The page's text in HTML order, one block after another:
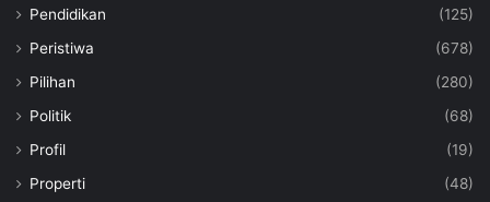
Pendidikan
(125)
Peristiwa
(678)
Pilihan
(280)
Politik
(68)
Profil
(19)
Properti
(48)